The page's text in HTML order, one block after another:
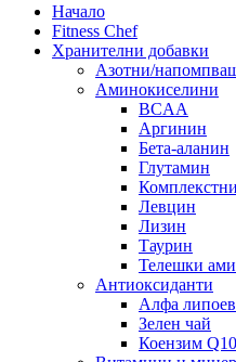
Начало
Fitness Chef
Хранителни добавки
Азотни/
Аминокиселини
BCAA
Аргинин
Бета-аланин
Глутамин
Левцин
Лизин
Таурин
Телешки
Антиоксиданти
Алфа
Зелен чай
Коензим Q10